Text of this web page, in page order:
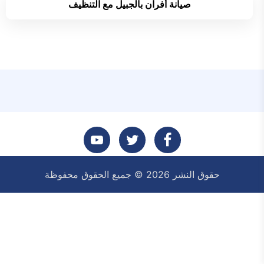
صيانة أفران بالجبيل مع التنظيف
تابعنا
على
تابعنا
على
تابعنا
على حقوق النشر 2026 © جميع الحقوق محفوظة